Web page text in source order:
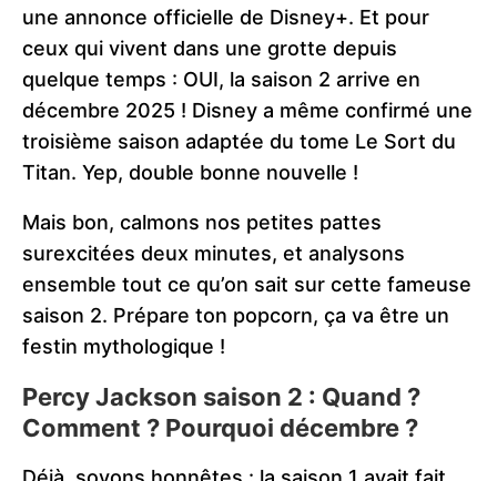
une annonce officielle de Disney+. Et pour
ceux qui vivent dans une grotte depuis
quelque temps : OUI, la saison 2 arrive en
décembre 2025 ! Disney a même confirmé une
troisième saison adaptée du tome Le Sort du
Titan. Yep, double bonne nouvelle !
Mais bon, calmons nos petites pattes
surexcitées deux minutes, et analysons
ensemble tout ce qu’on sait sur cette fameuse
saison 2. Prépare ton popcorn, ça va être un
festin mythologique !
Percy Jackson saison 2 : Quand ?
Comment ? Pourquoi décembre ?